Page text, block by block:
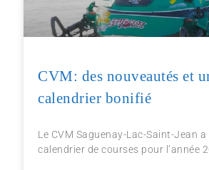
CVM: des nouveautés et
calendrier bonifié
Le CVM Saguenay-Lac-Saint-Jean
calendrier de courses pour l’année